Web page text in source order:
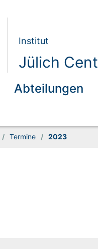
Institut
Jülich
Abteilungen
/ Termine / 2023